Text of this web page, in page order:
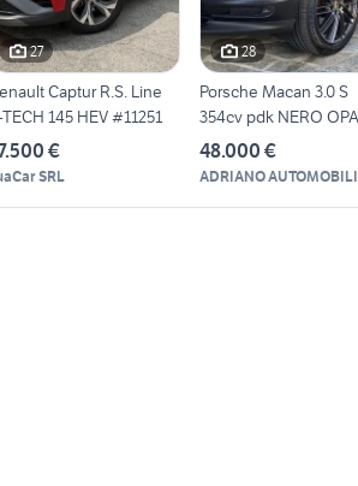
27
Captur R.S. Line
TECH 145 HEV #11251
€
SRL
28
Porsche Macan 3.0 S
354cv pdk NERO
48.000 €
ADRIANO